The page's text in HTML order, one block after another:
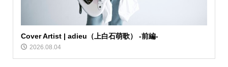
Cover Artist | adieu（上白石萌歌） -前編-
2026.08.04